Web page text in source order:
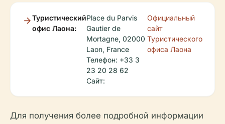
Туристический
офис Лаона:
Place du Parvis
Gautier de
Mortagne, 02000
Laon, France
Телефон: +33 3
23 20 28 62
Сайт:
Официальный
сайт
Туристического
офиса Лаона
Для получения более подробной информации